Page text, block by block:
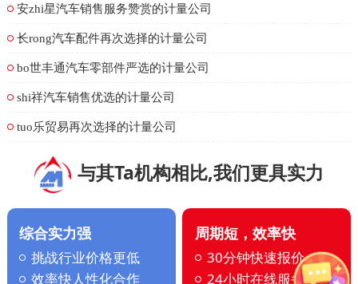
安zhi星汽车销售服务赞赏的计量公司
长rong汽车配件再次选择的计量公司
bo世丰通汽车零部件严选的计量公司
shi祥汽车销售优选的计量公司
tuo乐贸易再次选择的计量公司
与其Ta机构相比,我们更具实力
综合实力强
挑战行业价格更低
效率快人性化合作
周期短，效率快
30分钟快速报价
24小时在线服务